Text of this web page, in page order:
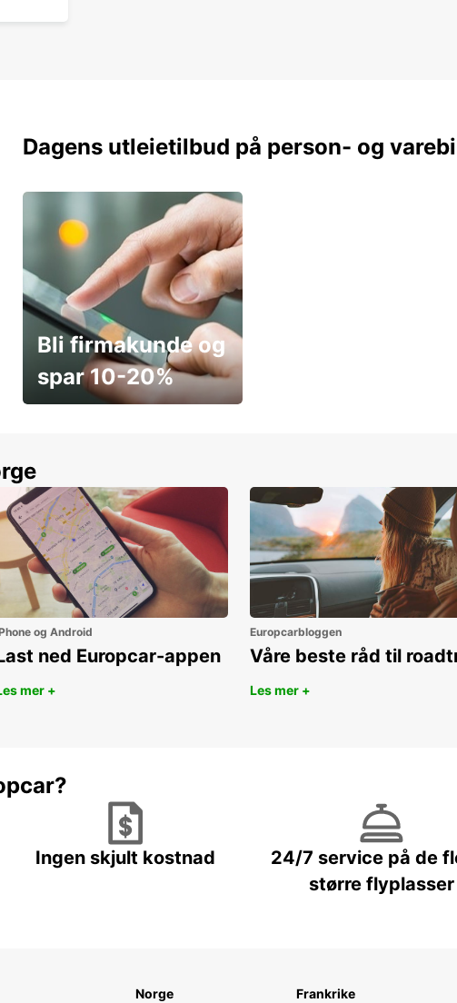
Dagens utleietilbud på person- og
Bli firmakunde og
spar 10-20%
og Android
ned Europcar-appen
mer +
Europcarbloggen
Våre beste råd til
Les mer +
Ingen skjult kostnad
24/7 service på de
større flyplasser
Norge
Frankrike